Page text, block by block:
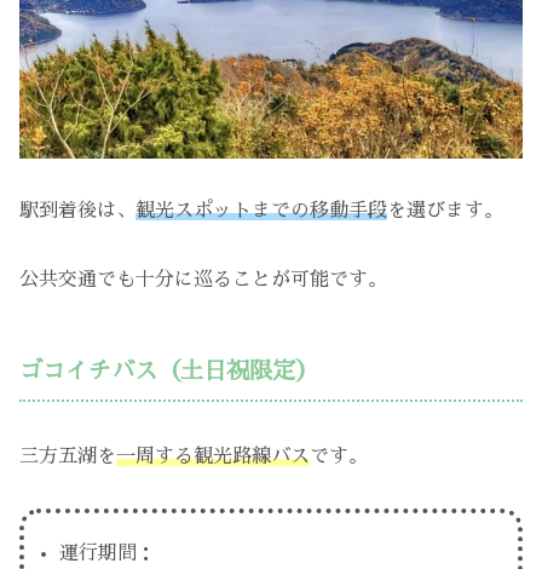
駅到着後は、 観光スポットまでの移動手段を選びます。
公共交通でも十分に巡ることが可能です。
ゴコイチバス（土日祝限定）
三方五湖を一周する観光路線バスです。
運行期間：